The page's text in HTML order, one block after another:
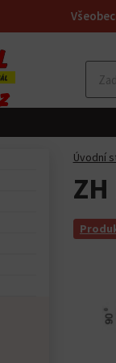
Úvodní